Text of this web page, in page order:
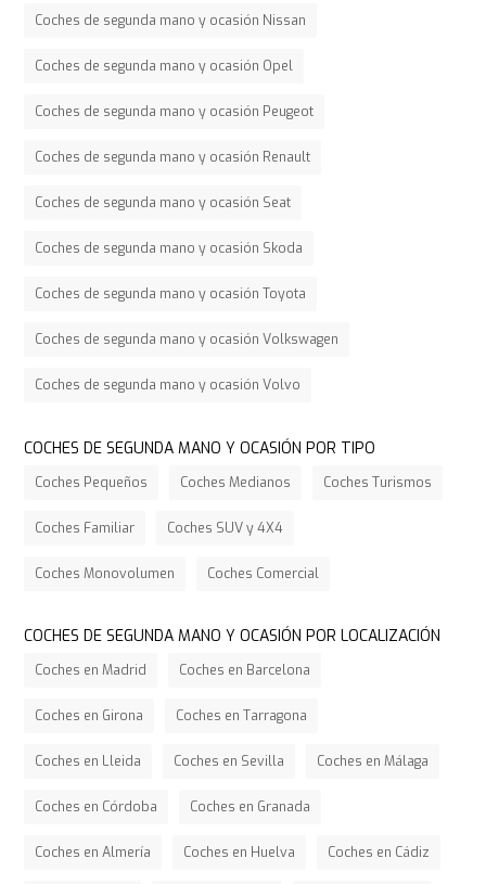
Coches de segunda mano y ocasión Nissan
Coches de segunda mano y ocasión Opel
Coches de segunda mano y ocasión Peugeot
Coches de segunda mano y ocasión Renault
Coches de segunda mano y ocasión Seat
Coches de segunda mano y ocasión Skoda
Coches de segunda mano y ocasión Toyota
Coches de segunda mano y ocasión Volkswagen
Coches de segunda mano y ocasión Volvo
COCHES DE SEGUNDA MANO Y OCASIÓN POR TIPO
Coches Pequeños Coches Medianos Coches Turismos
Coches Familiar Coches SUV y 4X4
Coches Monovolumen Coches Comercial
COCHES DE SEGUNDA MANO Y OCASIÓN POR LOCALIZACIÓN
Coches en Madrid Coches en Barcelona
Coches en Girona Coches en Tarragona
Coches en Lleida Coches en Sevilla Coches en Málaga
Coches en Córdoba Coches en Granada
Coches en Almería Coches en Huelva Coches en Cádiz